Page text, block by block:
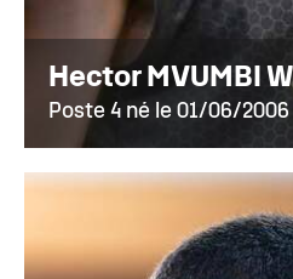
Hector MVUMBI
Poste 4 né le 01/06/2006